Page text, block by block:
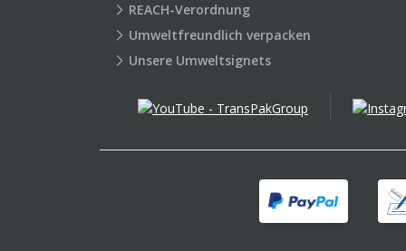
REACH-Verordnung
Umweltfreundlich verpacken
Unsere Umweltsignets